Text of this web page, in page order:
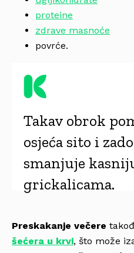
proteine
zdrave masnoće
povrće.
Takav obrok
osjeća sito i
smanjuje
grickalicama.
Preskakanje večere
šećera u krvi, što može